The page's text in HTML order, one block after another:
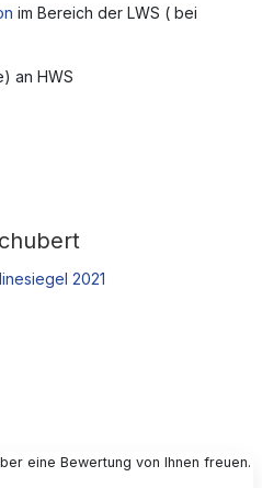
im Bereich der LWS ( bei
an HWS
eine Bewertung von Ihnen freuen.